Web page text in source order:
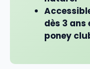
dès 3 ans
poney